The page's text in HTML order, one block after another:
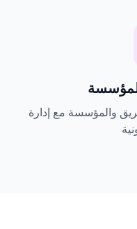
والمؤسسة مع إدارة